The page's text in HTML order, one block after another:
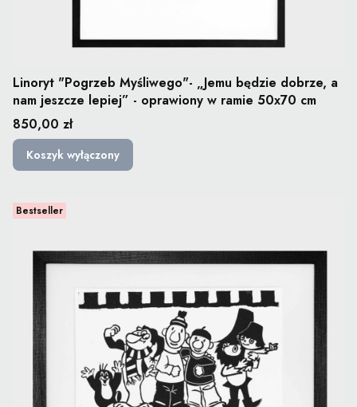
Linoryt "Pogrzeb Myśliwego"- „Jemu będzie dobrze, a
nam jeszcze lepiej” - oprawiony w ramie 50x70 cm
Cena
850,00 zł
Koszyk wyłączony
Bestseller